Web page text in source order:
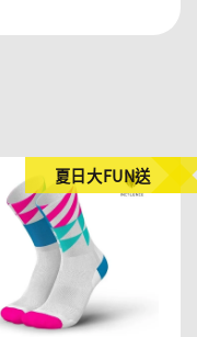
夏日大FUN送